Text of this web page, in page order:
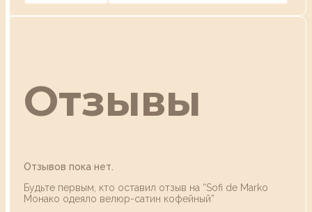
Отзывы
Отзывов пока нет.
Будьте первым, кто оставил отзыв на “Sofi de Marko
Монако одеяло велюр-сатин кофейный”